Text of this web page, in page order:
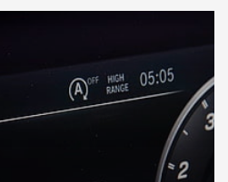
INSPECTION AUTO en Espagne